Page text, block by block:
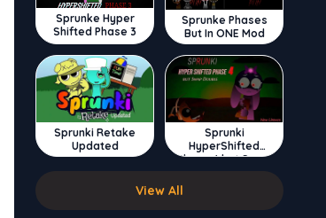
Sprunke Hyper
Shifted Phase 3
Sprunke Phases
But In ONE Mod
Sprunki Retake
Updated
Sprunki
HyperShifted
Phase 4 but Swap
Double
View All